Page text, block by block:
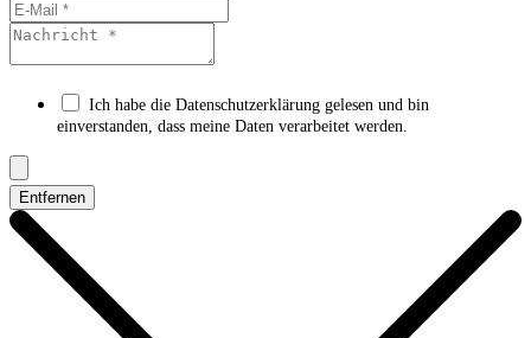
Ich habe die Datenschutzerklärung gelesen und bin
einverstanden, dass meine Daten verarbeitet werden.
Entfernen